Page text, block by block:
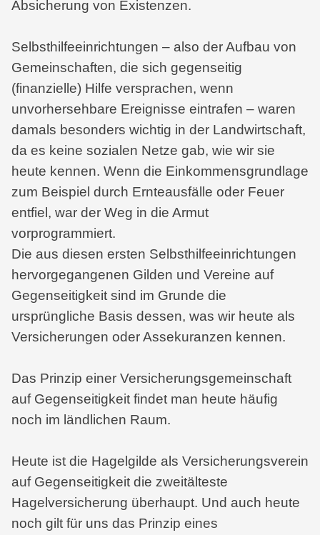
Absicherung von Existenzen.
Selbsthilfeeinrichtungen – also der Aufbau von
Gemeinschaften, die sich gegenseitig
(finanzielle) Hilfe versprachen, wenn
unvorhersehbare Ereignisse eintrafen – waren
damals besonders wichtig in der Landwirtschaft,
da es keine sozialen Netze gab, wie wir sie
heute kennen. Wenn die Einkommensgrundlage
zum Beispiel durch Ernteausfälle oder Feuer
entfiel, war der Weg in die Armut
vorprogrammiert.
Die aus diesen ersten Selbsthilfeeinrichtungen
hervorgegangenen Gilden und Vereine auf
Gegenseitigkeit sind im Grunde die
ursprüngliche Basis dessen, was wir heute als
Versicherungen oder Assekuranzen kennen.
Das Prinzip einer Versicherungsgemeinschaft
auf Gegenseitigkeit findet man heute häufig
noch im ländlichen Raum.
Heute ist die Hagelgilde als Versicherungsverein
auf Gegenseitigkeit die zweitälteste
Hagelversicherung überhaupt. Und auch heute
noch gilt für uns das Prinzip eines